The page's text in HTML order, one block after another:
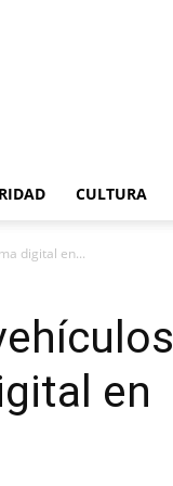
CULTURA
digital en...
en